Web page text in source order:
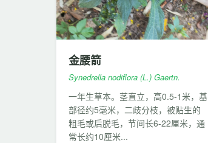
金腰箭
Synedrella nodiflora (L.) Gaertn.
一年生草本。茎直立，高0.5-1米，基
部径约5毫米，二歧分枝，被贴生的
粗毛或后脱毛，节间长6-22厘米，通
常长约10厘米...